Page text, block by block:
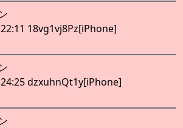
18vg1vj8Pz[iPhone]
dzxuhnQt1y[iPhone]